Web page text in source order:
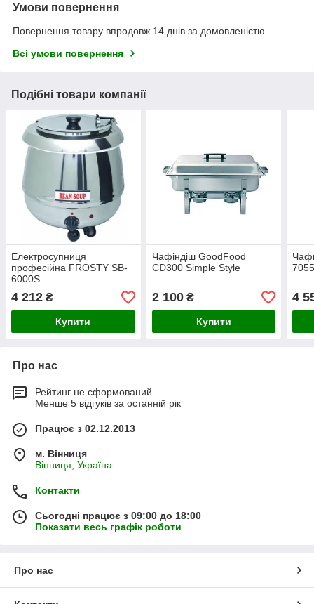
Умови повернення
Повернення товару впродовж 14 днів за домовленістю
Всі умови повернення
Подібні товари компанії
Електросупниця
професійна FROSTY SB-
6000S
4 212 ₴
Купити
Чафіндіш GoodFood
CD300 Simple Style
2 100₴
Купити
4
Про нас
Рейтинг не сформований
Менше 5 відгуків за останній рік
Працює з 02.12.2013
м. Вінниця
Вінниця, Україна
Контакти
Сьогодні працює з 09:00 до 18:00
Показати весь графік роботи
Про нас